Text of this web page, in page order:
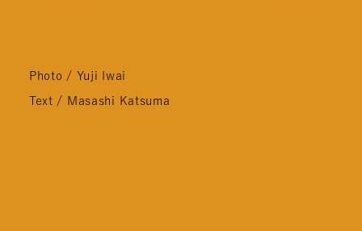
Photo / Yuji Iwai
Text / Masashi Katsuma